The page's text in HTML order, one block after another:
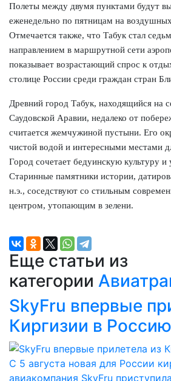
Полеты между двумя пунктами будут
еженедельно по пятницам на
Отмечается также, что Табук стал
направлением в маршрутной сети
показывает возрастающий спрос к
столице России среди граждан стран
Древний город Табук, находящийся на
Саудовской Аравии, недалеко от
считается жемчужиной пустыни. Его
чистой водой и интересными местами
Город сочетает бедуинскую культуру
Старинные памятники истории,
н.э., соседствуют со стильным
центром, утопающим в зелени.
Еще статьи из
категории
SkyFru впервые
Киргизии в Россию
С 5 августа новая для России
авиакомпания SkyFru